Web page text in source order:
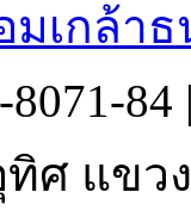
มเกล้า
84
ศ แขว